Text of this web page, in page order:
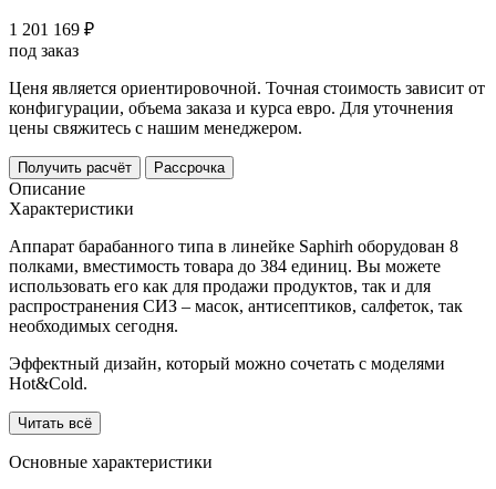
1 201 169 ₽
под заказ
Ценя является ориентировочной. Точная стоимость зависит от
конфигурации, объема заказа и курса евро. Для уточнения
цены свяжитесь с нашим менеджером.
Получить расчёт Рассрочка
Описание
Характеристики
Аппарат барабанного типа в линейке Saphirh оборудован 8
полками, вместимость товара до 384 единиц. Вы можете
использовать его как для продажи продуктов, так и для
распространения СИЗ – масок, антисептиков, салфеток, так
необходимых сегодня.
Эффектный дизайн, который можно сочетать с моделями
Hot&Cold.
Читать всё
Основные характеристики